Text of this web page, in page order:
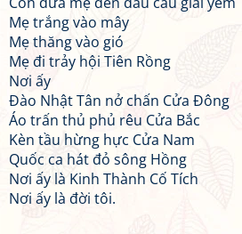
Mẹ trắng vào mây
Mẹ thăng vào gió
Mẹ đi trảy hội Tiên Rồng
Nơi ấy
Đào Nhật Tân nở chấn Cửa Đông
Áo trấn thủ phủ rêu Cửa Bắc
Kèn tầu hừng hực Cửa Nam
Quốc ca hát đỏ sông Hồng
Nơi ấy là Kinh Thành Cố Tích
Nơi ấy là đời tôi.